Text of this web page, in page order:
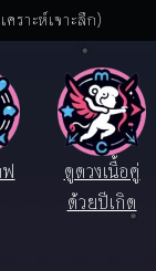
ราะห์เจาะลึก)
ดูดวงเนื้อคู่
ด้วยปีเกิด